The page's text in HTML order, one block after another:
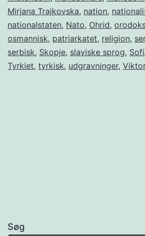
Mirjana Trajkovska, nation,
nationalstaten, Nato, Ohrid,
osmannisk, patriarkatet, religion,
serbisk, Skopje, slaviske sprog,
Tyrkiet, tyrkisk, udgravninger,
Søg